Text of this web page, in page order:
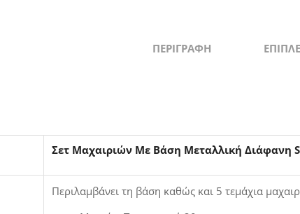
ΠΕΡΙΓΡΑΦΉ
Σετ Μαχαιριών Με Βάση Μεταλλική Διάφανη
Περιλαμβάνει τη βάση καθώς και 5 τεμάχια